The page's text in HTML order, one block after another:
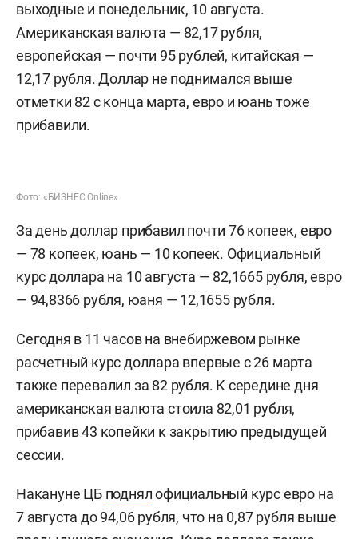
выходные и понедельник, 10 августа.
Американская валюта — 82,17 рубля,
европейская — почти 95 рублей, китайская —
12,17 рубля. Доллар не поднимался выше
отметки 82 с конца марта, евро и юань тоже
прибавили.
Фото: «БИЗНЕС Online»
За день доллар прибавил почти 76 копеек, евро
— 78 копеек, юань — 10 копеек. Официальный
курс доллара на 10 августа — 82,1665 рубля, евро
— 94,8366 рубля, юаня — 12,1655 рубля.
Сегодня в 11 часов на внебиржевом рынке
расчетный курс доллара впервые с 26 марта
также перевалил за 82 рубля. К середине дня
американская валюта стоила 82,01 рубля,
прибавив 43 копейки к закрытию предыдущей
сессии.
Накануне ЦБ поднялофициальный курс евро на
7 августа до 94,06 рубля, что на 0,87 рубля выше